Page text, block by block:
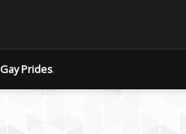
Prides.